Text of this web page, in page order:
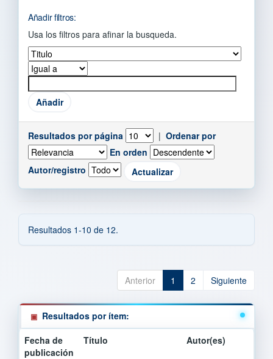
Añadir filtros:
Usa los filtros para afinar la busqueda.
Resultados por página | Ordenar por
En orden
Autor/registro
Resultados 1-10 de 12.
Anterior 1 2 Siguiente
Resultados por ítem:
Fecha de
publicación
Título Autor(es)